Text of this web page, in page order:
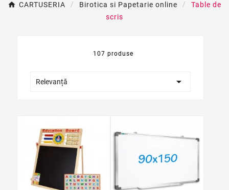
CARTUSERIA Birotica si Papetarie online
Table de
scris
107 produse
Relevanță 